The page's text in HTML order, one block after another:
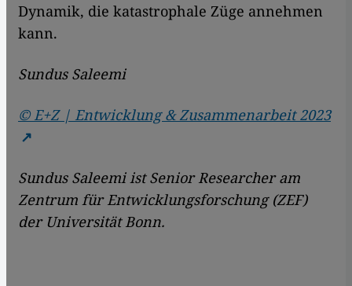
Dynamik, die katastrophale Züge annehmen
kann.
Sundus Saleemi
© E+Z | Entwicklung & Zusammenarbeit 2023
Sundus Saleemi ist Senior Researcher am
Zentrum für Entwicklungs­forschung (ZEF)
der Universität Bonn.